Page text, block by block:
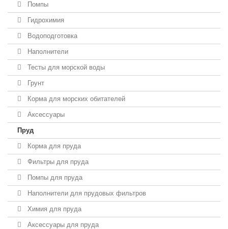
Помпы
Гидрохимия
Водоподготовка
Наполнители
Тесты для морской воды
Грунт
Корма для морских обитателей
Аксессуары
Пруд
Корма для пруда
Фильтры для пруда
Помпы для пруда
Наполнители для прудовых фильтров
Химия для пруда
Аксессуары для пруда